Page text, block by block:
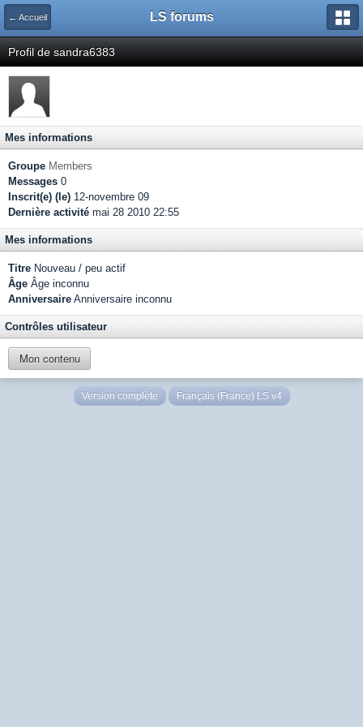
← Accueil LS forums
Profil de sandra6383
Mes informations
Groupe Members
Messages 0
Inscrit(e) (le) 12-novembre 09
Dernière activité mai 28 2010 22:55
Mes informations
Titre Nouveau / peu actif
Âge Âge inconnu
Anniversaire Anniversaire inconnu
Contrôles utilisateur
Mon contenu
Version complète Français (France) LS v4